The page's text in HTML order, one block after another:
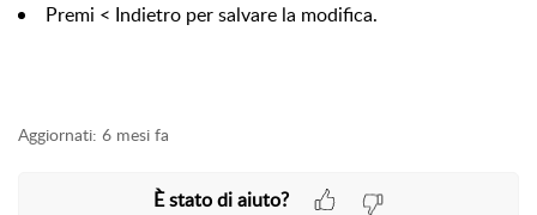
Premi < Indietro per salvare la modifica.
Aggiornati: 6 mesi fa
È stato di aiuto?